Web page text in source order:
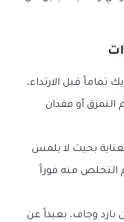
تماماً قبل الارتداء،
أو فقدان
بحيث لا يلمس
التخلص منه فوراً
وجاف، بعيداً عن